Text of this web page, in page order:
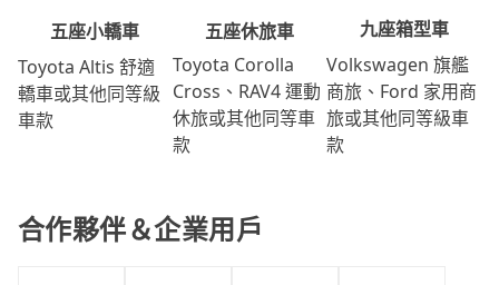
五座小轎車
Toyota Altis 舒適
轎車或其他同等級
車款
五座休旅車
Toyota Corolla
Cross、RAV4 運動
休旅或其他同等車
款
九座箱型車
Volkswagen 旗艦
商旅、Ford 家用商
旅或其他同等級車
款
合作夥伴＆企業用戶